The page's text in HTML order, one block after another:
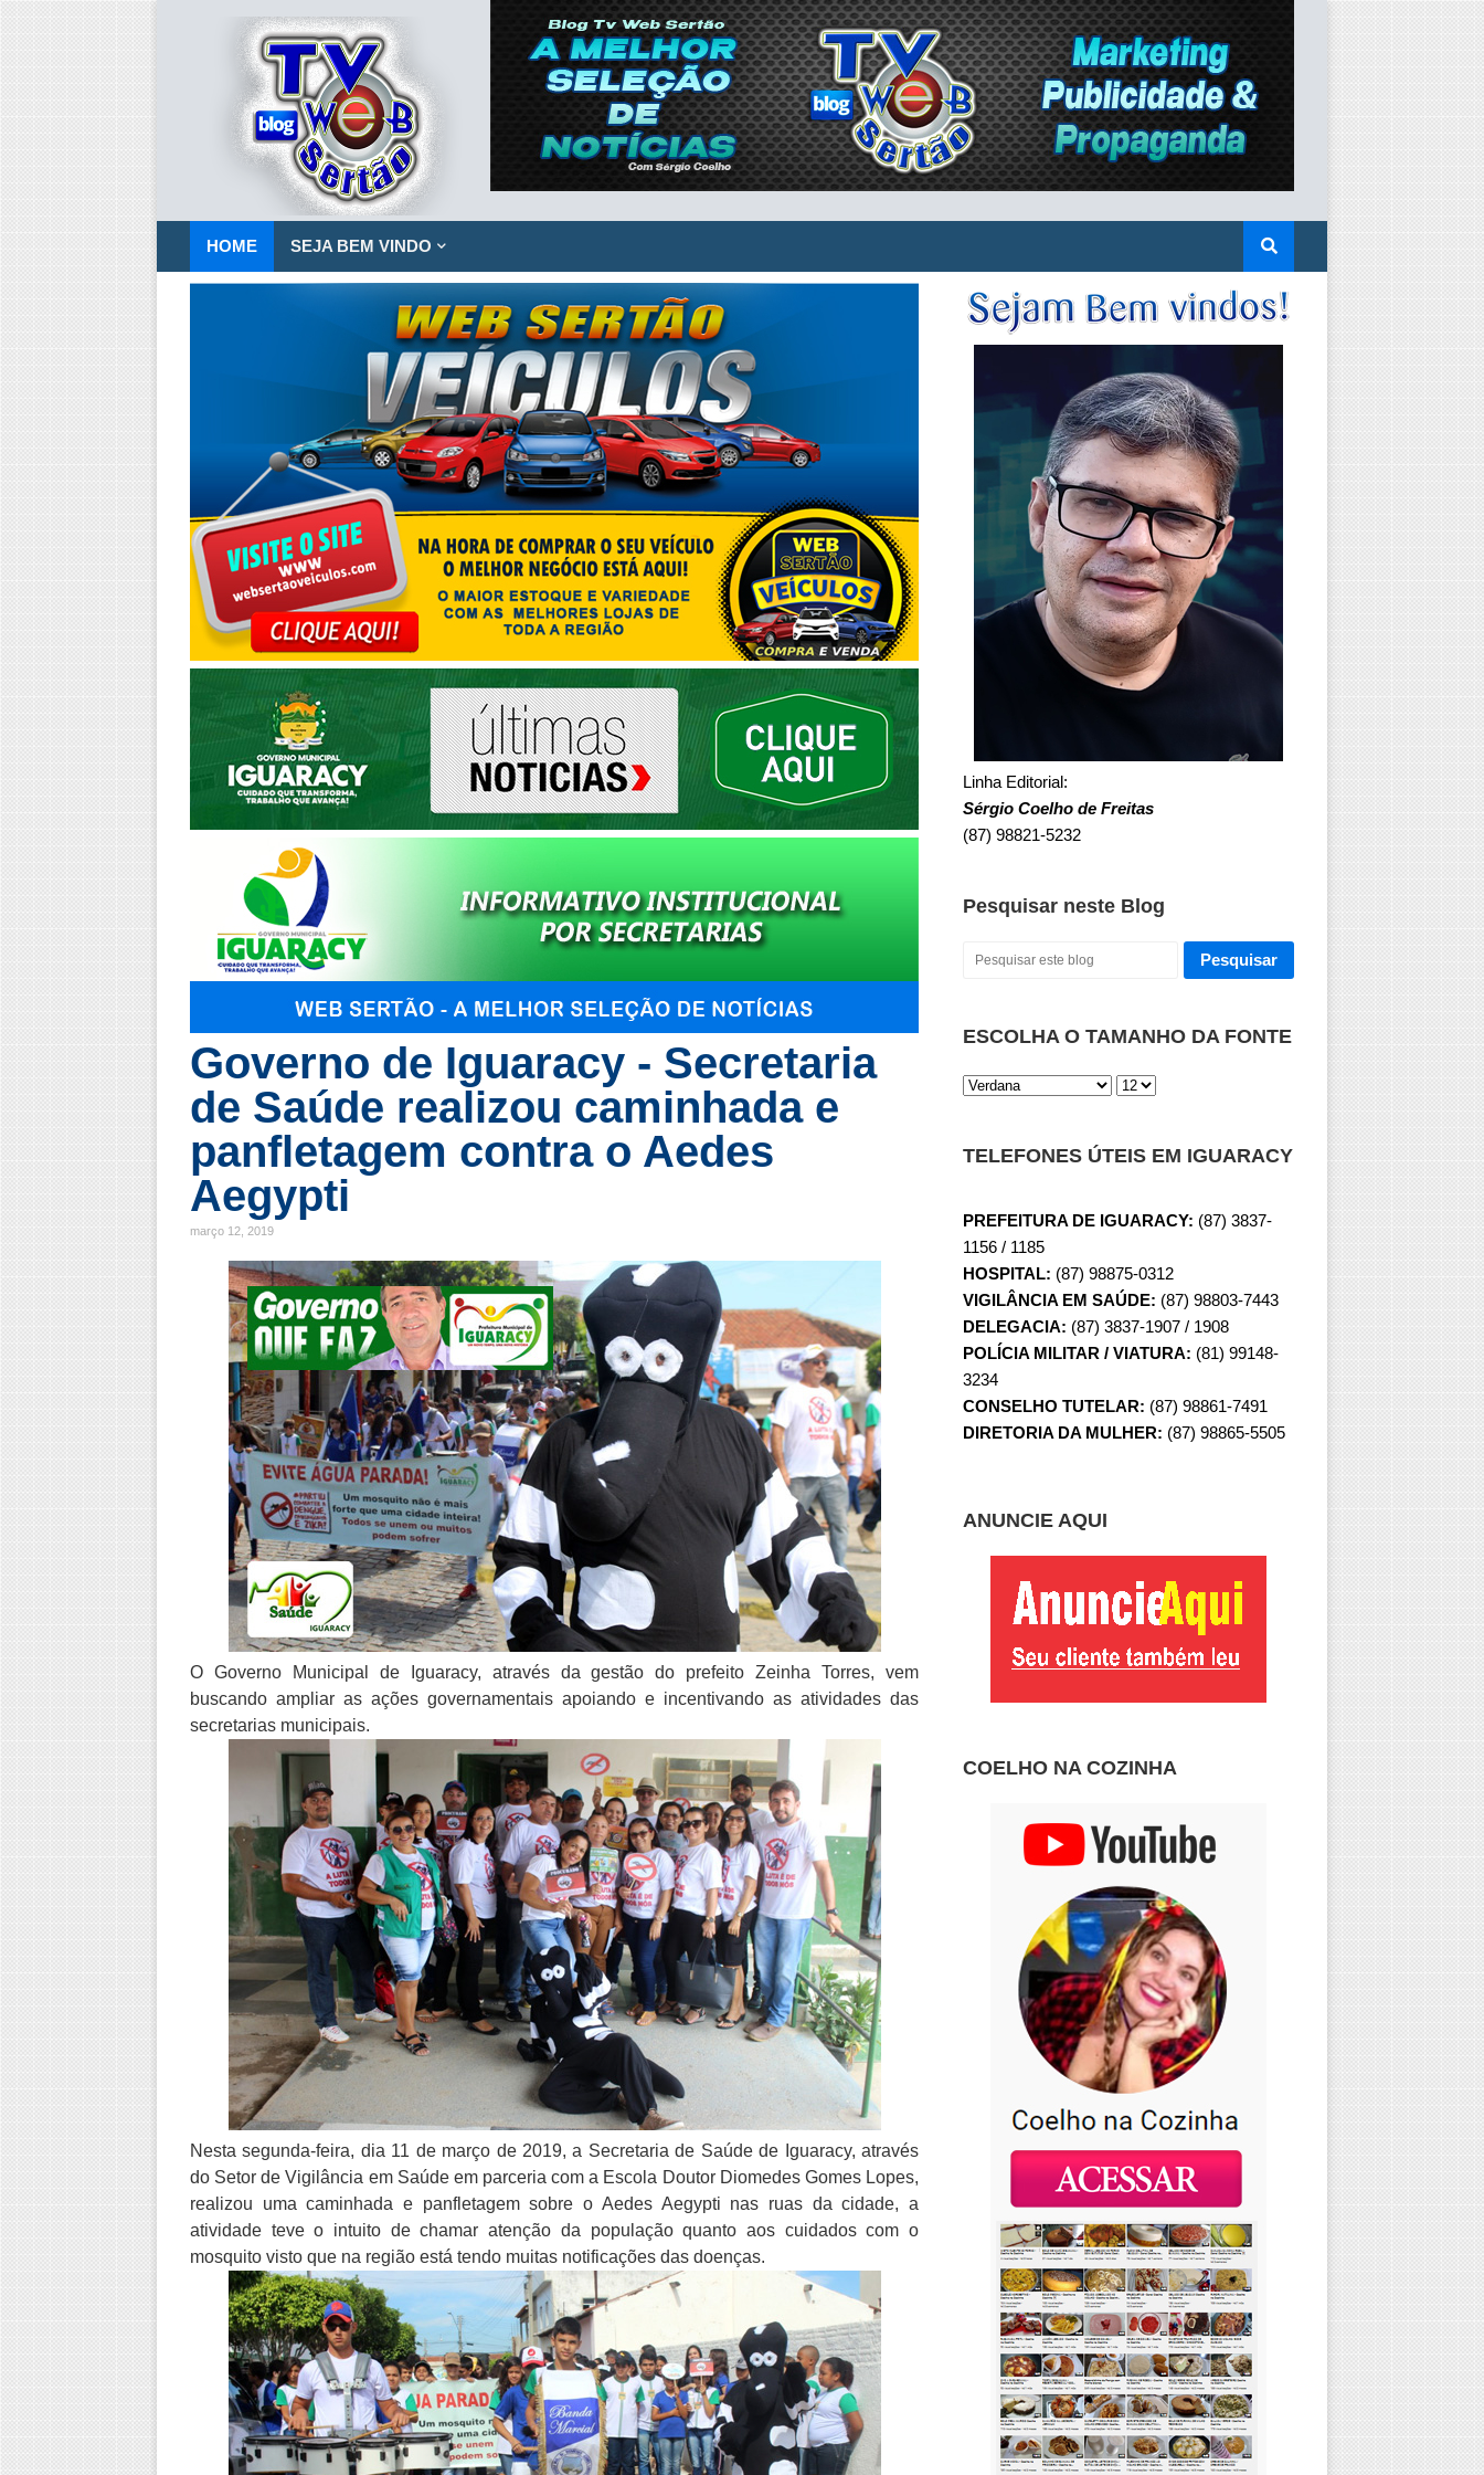
HOME SEJA BEM VINDO
Governo de Iguaracy - Secretaria
de Saúde realizou caminhada e
panfletagem contra o Aedes
Aegypti
março 12, 2019
O Governo Municipal de Iguaracy, através da gestão do prefeito Zeinha Torres, vem
buscando ampliar as ações governamentais apoiando e incentivando as atividades das
secretarias municipais.
Nesta segunda-feira, dia 11 de março de 2019, a Secretaria de Saúde de Iguaracy, através
do Setor de Vigilância em Saúde em parceria com a Escola Doutor Diomedes Gomes Lopes,
realizou uma caminhada e panfletagem sobre o Aedes Aegypti nas ruas da cidade, a
atividade teve o intuito de chamar atenção da população quanto aos cuidados com o
mosquito visto que na região está tendo muitas notificações das doenças.
Linha Editorial:
Sérgio Coelho de Freitas
(87) 98821-5232
Pesquisar neste Blog
ESCOLHA O TAMANHO DA FONTE
TELEFONES ÚTEIS EM IGUARACY
PREFEITURA DE IGUARACY: (87) 3837-
1156 / 1185
HOSPITAL: (87) 98875-0312
VIGILÂNCIA EM SAÚDE: (87) 98803-7443
DELEGACIA: (87) 3837-1907 / 1908
POLÍCIA MILITAR / VIATURA: (81) 99148-
3234
CONSELHO TUTELAR: (87) 98861-7491
DIRETORIA DA MULHER: (87) 98865-5505
ANUNCIE AQUI
COELHO NA COZINHA